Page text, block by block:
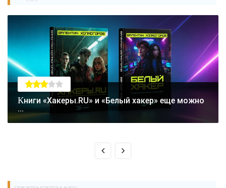
Книги «Хакеры.RU» и «Белый хакер» еще можно
...